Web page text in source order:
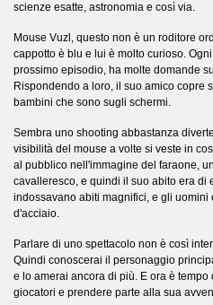
scienze esatte, astronomia e così via.
Mouse Vuzl, questo non è un roditore
cappotto è blu e lui è molto curioso.
prossimo episodio, ha molte domande
Rispondendo a loro, il suo amico copre
bambini che sono sugli schermi.
Sembra uno shooting abbastanza
visibilità del mouse a volte si veste in
al pubblico nell'immagine del faraone,
cavalleresco, e quindi il suo abito era di
indossavano abiti magnifici, e gli
d'acciaio.
Parlare di uno spettacolo non è così
Quindi conoscerai il personaggio
e lo amerai ancora di più. E ora è
giocatori e prendere parte alla sua